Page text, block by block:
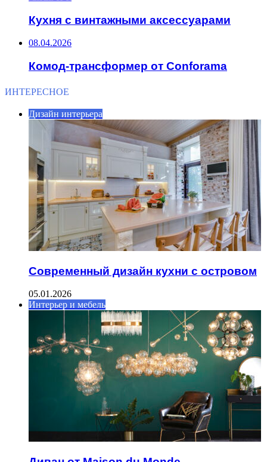
Кухня с винтажными аксессуарами
08.04.2026
Комод-трансформер от Conforama
ИНТЕРЕСНОЕ
Дизайн интерьера
Современный дизайн кухни с островом
05.01.2026
Интерьер и мебель